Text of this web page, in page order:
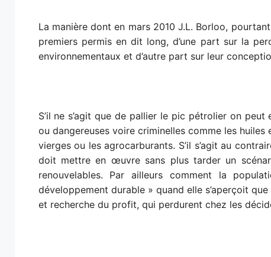
La manière dont en mars 2010 J.L. Borloo,
premiers permis en dit long, d’une part sur la
environnementaux et d’autre part sur leur
S’il ne s’agit que de pallier le pic pétrolier on
ou dangereuses voire criminelles comme les
vierges ou les agrocarburants. S’il s’agit au
doit mettre en œuvre sans plus tarder un
renouvelables. Par ailleurs comment la
développement durable » quand elle s’aperçoit
et recherche du profit, qui perdurent chez les